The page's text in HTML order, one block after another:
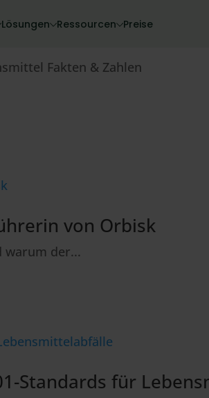
Lösungen Ressourcen Preise
Fakten & Zahlen
von Orbisk
warum der...
Standards für